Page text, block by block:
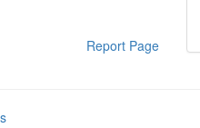
Report Page